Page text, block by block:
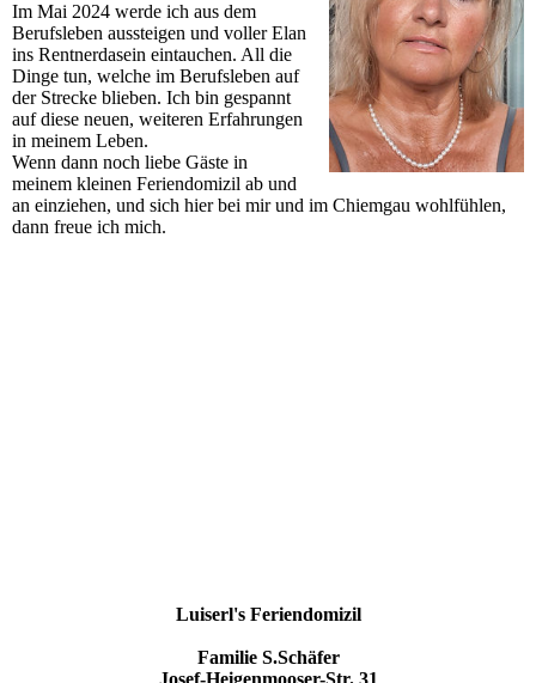
Im Mai 2024 werde ich aus dem
Berufsleben aussteigen und voller Elan
ins Rentnerdasein eintauchen. All die
Dinge tun, welche im Berufsleben auf
der Strecke blieben. Ich bin gespannt
auf diese neuen, weiteren Erfahrungen
in meinem Leben.
Wenn dann noch liebe Gäste in
meinem kleinen Feriendomizil ab und
an einziehen, und sich hier bei mir und im Chiemgau wohlfühlen,
dann freue ich mich.
Luiserl's Feriendomizil
Familie S.Schäfer